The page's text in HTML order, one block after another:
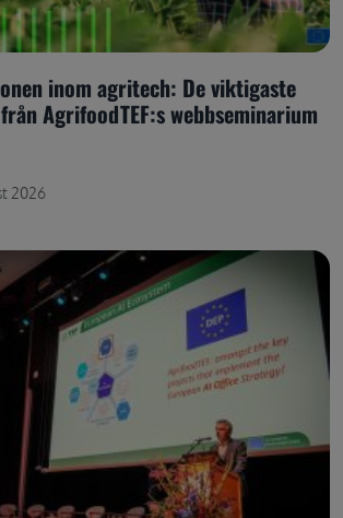
inom agritech: De viktigaste
AgrifoodTEF:s webbseminarium
2026